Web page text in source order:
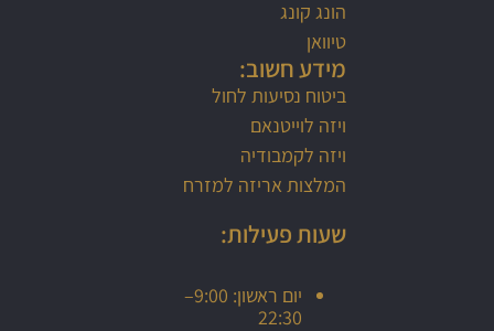
הונג קונג
טיוואן
מידע חשוב:
ביטוח נסיעות לחול
ויזה לוייטנאם
ויזה לקמבודיה
המלצות אריזה למזרח
שעות פעילות:
יום ראשון: 9:00–
22:30